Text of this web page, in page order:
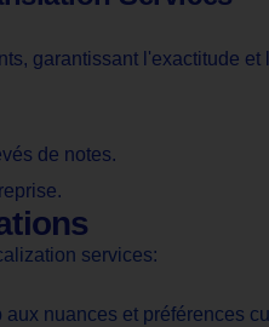
garantissant l'exactitude
de notes.
services:
nuances et préférences